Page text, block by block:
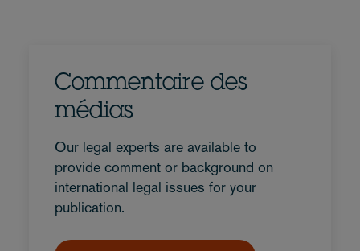
Commentaire des
médias
Our legal experts are available to
provide comment or background on
international legal issues for your
publication.